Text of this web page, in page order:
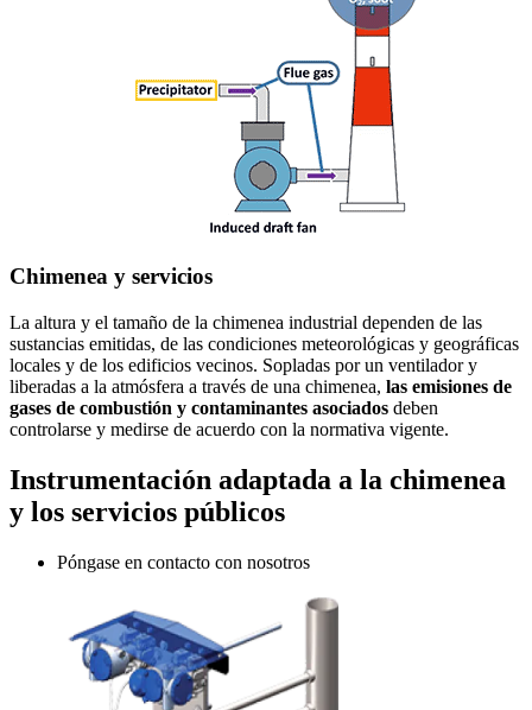
Chimenea y servicios
La altura y el tamaño de la chimenea industrial dependen de las
sustancias emitidas, de las condiciones meteorológicas y geográficas
locales y de los edificios vecinos. Sopladas por un ventilador y
liberadas a la atmósfera a través de una chimenea, las emisiones de
gases de combustión y contaminantes asociados deben
controlarse y medirse de acuerdo con la normativa vigente.
Instrumentación adaptada a la chimenea
y los servicios públicos
Póngase en contacto con nosotros